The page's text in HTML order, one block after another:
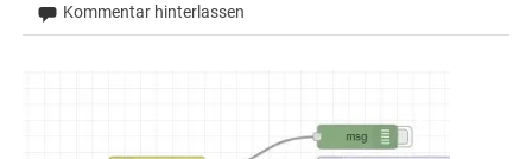
Kommentar hinterlassen